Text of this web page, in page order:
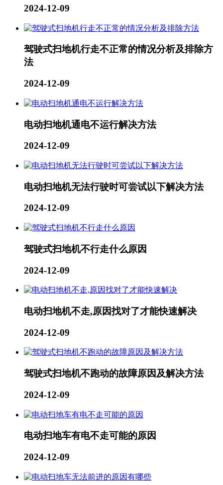
2024-12-09
驾驶式扫地机行走不正常的情况分析及排除方
法
2024-12-09
电动扫地机通电不运行解决方法
2024-12-09
电动扫地机无法行驶时可尝试以下解决方法
2024-12-09
驾驶式扫地机不行走什么原因
2024-12-09
电动扫地机不走,原因找对了才能快速解决
2024-12-09
驾驶式扫地机不跑动的故障原因及解决方法
2024-12-09
电动扫地车有电不走可能的原因
2024-12-09